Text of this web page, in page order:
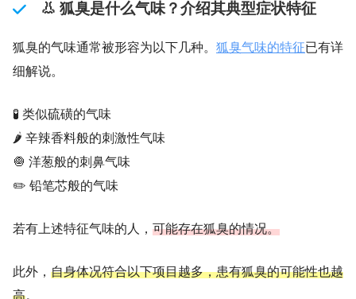
👃 狐臭是什么气味？介绍其典型症状特征
狐臭的气味通常被形容为以下几种。 狐臭气味的特征已有详
细解说。
🧪 类似硫磺的气味
🌶️ 辛辣香料般的刺激性气味
🧅 洋葱般的刺鼻气味
✏️ 铅笔芯般的气味
若有上述特征气味的人， 可能存在狐臭的情况。
此外， 自身体况符合以下项目越多，患有狐臭的可能性也越
高。